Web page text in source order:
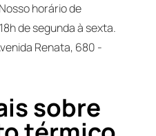
horário de
de segunda à sexta.
Renata, 680 -
sobre